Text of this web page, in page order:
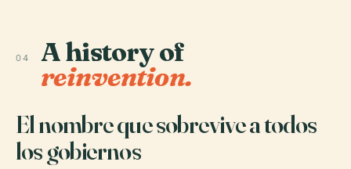
04 A history of
reinvention.
El nombre que sobrevive a todos
los gobiernos